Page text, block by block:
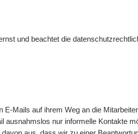
und beachtet die
E-Mails auf ihrem Weg an die
ausnahmslos nur informelle Kontakte